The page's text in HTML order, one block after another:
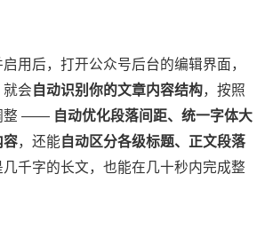
用后，打开公众号后台的编辑界面，
就会 自动识别你的文章内容结构，按照
整 —— 自动优化段落间距、统一字体大
容，还能 自动区分各级标题、正文段落
几千字的长文，也能在几十秒内完成整